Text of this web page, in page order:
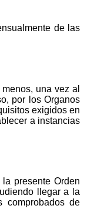
de las
una vez al
por los Organos
exigidos en
a instancias
presente Orden
llegar a la
comprobados de